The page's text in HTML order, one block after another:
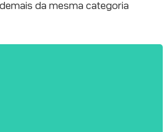
da mesma categoria